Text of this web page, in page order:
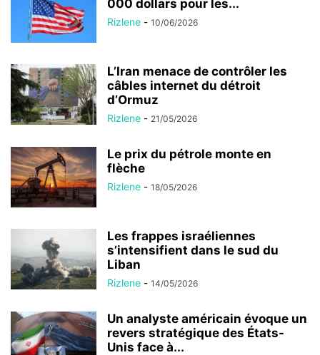
000 dollars pour les...
Rizlene - 10/06/2026
L’Iran menace de contrôler les
câbles internet du détroit
d’Ormuz
Rizlene - 21/05/2026
Le prix du pétrole monte en
flèche
Rizlene - 18/05/2026
Les frappes israéliennes
s’intensifient dans le sud du
Liban
Rizlene - 14/05/2026
Un analyste américain évoque un
revers stratégique des États-
Unis face à...